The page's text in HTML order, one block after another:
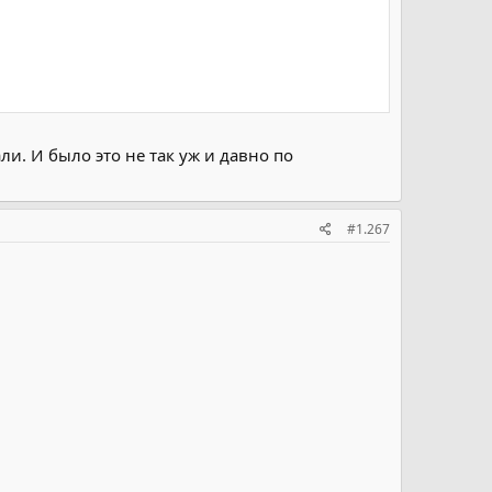
И было это не так уж и давно по
#1.267